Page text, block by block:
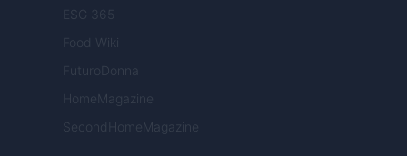
ESG 365
Food Wiki
FuturoDonna
HomeMagazine
SecondHomeMagazine